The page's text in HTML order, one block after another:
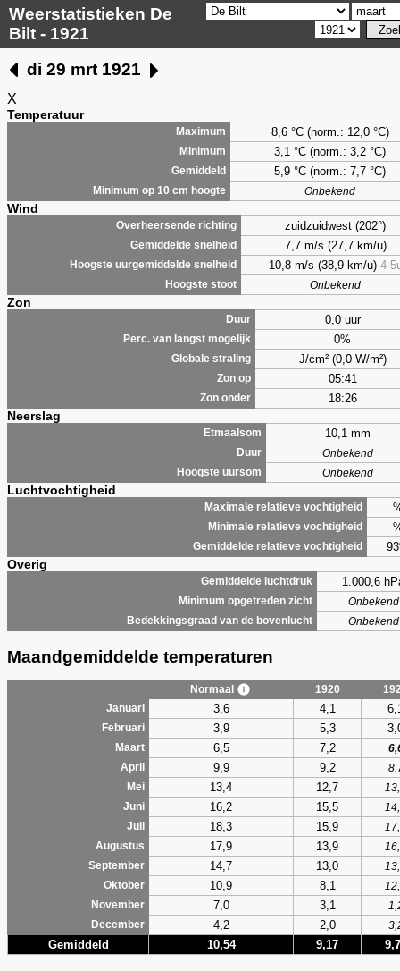
Weerstatistieken De
Bilt - 1921
di 29 mrt 1921
X
Temperatuur
Maximum 8,6 °C (norm.: 12,0 °C)
Minimum 3,1 °C (norm.: 3,2 °C)
Gemiddeld 5,9 °C (norm.: 7,7 °C)
Minimum op 10 cm hoogte Onbekend
Wind
Overheersende richting zuidzuidwest (202°)
Gemiddelde snelheid 7,7 m/s (27,7 km/u)
Hoogste uurgemiddelde snelheid 10,8 m/s (38,9 km/u) 4-
Hoogste stoot Onbekend
Zon
Duur 0,0 uur
Perc. van langst mogelijk 0%
Globale straling J/cm² (0,0 W/m²)
Zon op 05:41
Zon onder 18:26
Neerslag
Etmaalsom 10,1 mm
Duur
Onbekend
Hoogste uursom
Onbekend
Luchtvochtigheid
Maximale relatieve vochtigheid
Minimale relatieve vochtigheid
Gemiddelde relatieve vochtigheid
Overig
Gemiddelde luchtdruk 1.000,6
Minimum opgetreden zicht
Onbekend
Bedekkingsgraad van de bovenlucht
Onbekend
Maandgemiddelde temperaturen
Normaal 1920
Januari
3,6 4,1
Februari 3,9 5,3
Maart 6,5 7,2
April
9,9 9,2
Mei
13,4 12,7
Juni
16,2 15,5
Juli
18,3 15,9
Augustus
17,9 13,9
September
14,7 13,0
Oktober
10,9 8,1
November
7,0 3,1
December
4,2 2,0
Gemiddeld 10,54 9,17